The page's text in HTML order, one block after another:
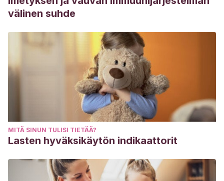
välinen suhde
MITÄ SINUN TULISI TIETÄÄ?
Lasten hyväksikäytön indikaattorit